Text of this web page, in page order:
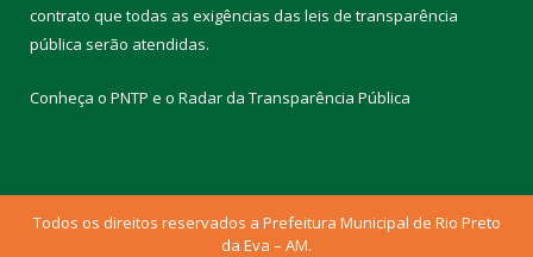
contrato que todas as exigências das leis de transparência
pública serão atendidas.
Conheça o PNTP e o Radar da Transparência Pública
Todos os direitos reservados a Prefeitura Municipal de Rio Preto
da Eva – AM.